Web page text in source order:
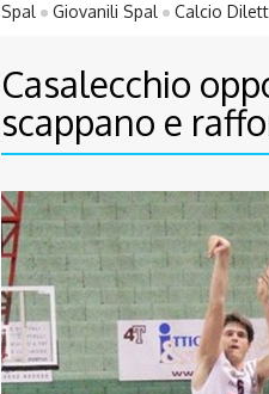
Spal Giovanili Spal Calcio
Casalecchio
scappano e